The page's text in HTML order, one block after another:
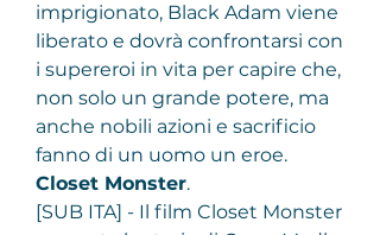
imprigionato, Black Adam viene
liberato e dovrà confrontarsi con
i supereroi in vita per capire che,
non solo un grande potere, ma
anche nobili azioni e sacrificio
fanno di un uomo un eroe.
Closet Monster.
[SUB ITA] - Il film Closet Monster